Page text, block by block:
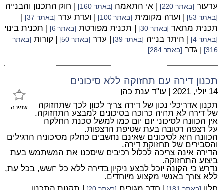
ערעור [באתר 220] | אי התאמה [באתר 160] | חוק התכנון והבנייה
[באתר 53] | ועדה מקומית [באתר 100] | ועדת ערר [באתר 37]
|
תכנית מתאר [באתר 30] | תכנית מפורטת [באתר 6] | תכנית בינוי
[באתר 4] | היתר בנייה [באתר 39] | ערר [באתר 50] | קורות [באתר
316]
| גדר [באתר 284]
תכנון דירה עם תחזוקה ללא סיכונים
שמירה
14 יולי, 2021 | עו"ד ענת כהן
תכנון אדריכלי נכון של דירה צריך לכוון לכך שתחזוקה
של דירה לא תהיה כרוכה בסיכונים למבצע התחזוקה.
אין הכוונה לסיכוני יום יום כמו למשל סכנת החלקה
על רצפה רטובה בעת שטיפת הרצפות.
הכוונה היא לסיכונים שאינם נחשבים כחלק מסיכוניה הרגילים
והסבירים של תחזוקת דירה.
הדירה אינה צריכה לכלול רכיבים שיסכנו את המשתמש בעת
ביצוע התחזוקה.
נדרש כי הקונה יוכל לבצע ניקיון בדירה ללא כל חשש, בכל עת,
ללא צורך באנשי מקצוע מיוחדים.
חלון
| חדר מגורים | תקנות התכנון